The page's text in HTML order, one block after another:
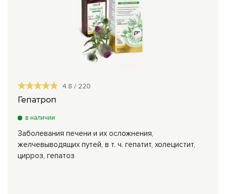
4.8 / 220
Гепатроп
в наличии
Заболевания печени и их осложнения,
желчевыводящих путей, в т. ч. гепатит, холецистит,
цирроз, гепатоз